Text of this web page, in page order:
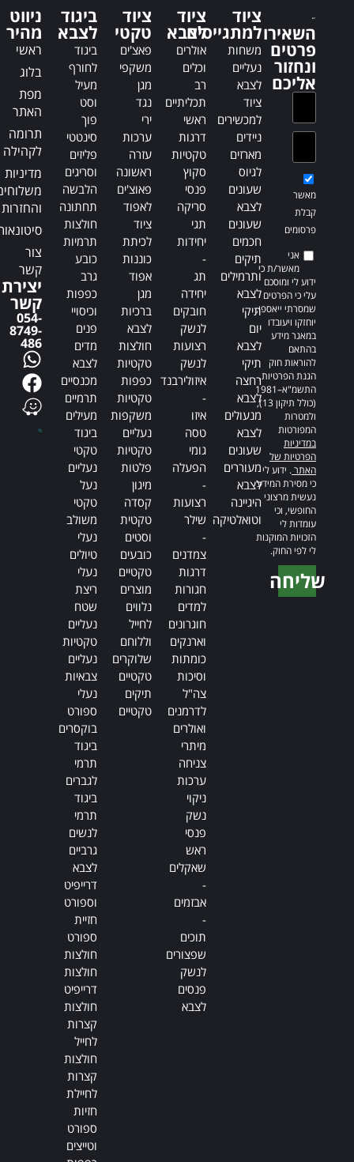
t
i
v
t
i
v
השאירו
פרטים
ונחזור
אליכם
מאשר
קבלת
פרסומים
אני
מאשר/ת כי
ידוע לי ומוסכם
עלי כי הפרטים
שמסרתי ייאספו,
יוחזקו ויעובדו
במאגר מידע
בהתאם
להוראות חוק
הגנת הפרטיות,
התשמ"א–1981
(כולל תיקון 13),
ולמטרות
המפורטות
במדיניות
הפרטיות של
האתר. ידוע לי
כי מסירת המידע
נעשית מרצוני
החופשי, וכי
עומדות לי
הזכויות המוקנות
לי לפי החוק.
שליחה
ציוד
למתגייסים
משחות
נעליים
לצבא
ציוד
למכשירים
ניידים
מארזים
לגיוס
שעונים
לצבא
שעונים
חכמים
תיקים
ותרמילים
לצבא
תיקי
יום
לצבא
תיקי
רחצה
לצבא
מנעולים
לצבא
שעונים
מעוררים
לצבא
היגיינה
וטואלטיקה
ציוד
לצבא
אולרים
וכלים
רב
תכליתיים
ראשי
דרגות
טקטיות
סקוץ
פנסי
סריקה
תגי
יחידות
-
תג
יחידה
חובקים
לנשק
רצועות
לנשק
איזולירבנד
-
איזו
טסה
גומי
הפעלה
-
רצועות
שילר
-
צמדנים
דרגות
חגורות
למדים
חוגרונים
וארנקים
כומתות
וסיכות
צה"ל
לדרמנים
ואולרים
מיתרי
צניחה
ערכות
ניקוי
נשק
פנסי
ראש
שאקלים
-
אבזמים
-
תוכים
שפצורים
לנשק
פנסים
לצבא
ציוד
טקטי
פאצ'ים
משקפי
מגן
נגד
ירי
ערכות
עזרה
ראשונה
פאוצ'ים
לאפוד
ציוד
לכיתת
כוננות
אפוד
מגן
ברכיות
לצבא
חולצות
טקטיות
כפפות
טקטיות
משקפות
נעליים
טקטיות
פלטות
מיגון
קסדה
טקטית
וסטים
כובעים
טקטיים
מוצרים
נלווים
לחייל
וללוחם
שלוקרים
טקטיים
תיקים
טקטיים
ביגוד
לצבא
ביגוד
לחורף
מעיל
וסט
פוך
סינטטי
פליזים
וסריגים
הלבשה
תחתונה
חולצות
תרמיות
כובע
גרב
כפפות
וכיסויי
פנים
מדים
לצבא
מכנסיים
תרמיים
מעילים
ביגוד
טקטי
נעליים
נעל
טקטי
משולב
נעלי
טיולים
נעלי
ריצת
שטח
נעליים
טקטיות
נעליים
צבאיות
נעלי
ספורט
בוקסרים
ביגוד
תרמי
לגברים
ביגוד
תרמי
לנשים
גרביים
לצבא
דרייפיט
וספורט
חזיית
ספורט
חולצות
חולצות
דרייפיט
חולצות
קצרות
לחייל
חולצות
קצרות
לחיילת
חזיות
ספורט
וטייצים
ניווט
מהיר
ראשי
בלוג
מפת
האתר
תרומה
לקהילה
מדיניות
והחזרות
צור
קשר
יצירת
קשר
054-
8749-
486